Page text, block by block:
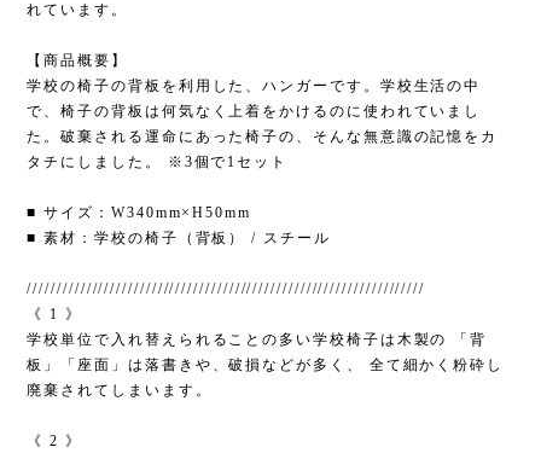
れています。
【商品概要】
学校の椅子の背板を利用した、ハンガーです。学校生活の中
で、椅子の背板は何気なく上着をかけるのに使われていまし
た。破棄される運命にあった椅子の、そんな無意識の記憶をカ
タチにしました。 ※3個で1セット
■ サイズ：W340mm×H50mm
■ 素材：学校の椅子（背板） / スチール
///////////////////////////////////////////////////////////////////
《 1 》
学校単位で入れ替えられることの多い学校椅子は木製の 「背
板」「座面」は落書きや、破損などが多く、 全て細かく粉砕し
廃棄されてしまいます。
《 2 》